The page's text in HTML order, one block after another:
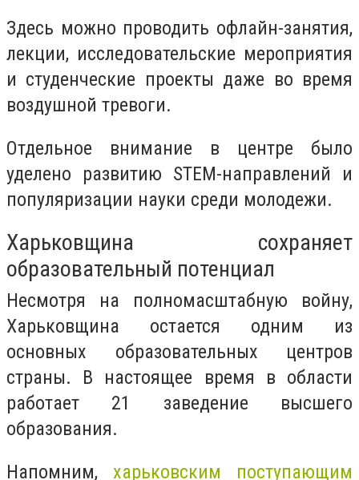
Здесь можно проводить офлайн-занятия,
лекции, исследовательские мероприятия
и студенческие проекты даже во время
воздушной тревоги.
Отдельное внимание в центре было
уделено развитию STEM-направлений и
популяризации науки среди молодежи.
Харьковщина сохраняет
образовательный потенциал
Несмотря на полномасштабную войну,
Харьковщина остается одним из
основных образовательных центров
страны. В настоящее время в области
работает 21 заведение высшего
образования.
Напомним, харьковским поступающим